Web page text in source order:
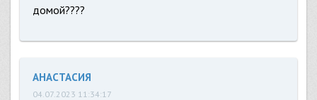
домой????
АНАСТАСИЯ
04.07.2023 11:34:17